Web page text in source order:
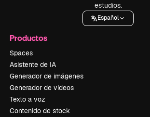
estudios.
Español
Productos
Spaces
Asistente de IA
Generador de imágenes
Generador de vídeos
Texto a voz
Contenido de stock